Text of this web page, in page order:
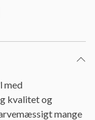
med
kvalitet og
mange